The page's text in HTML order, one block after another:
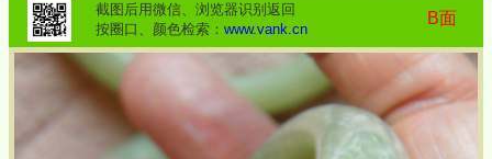
截图后用微信、浏览器识别返回
按圈口、颜色检索： www.vank.cn
B面